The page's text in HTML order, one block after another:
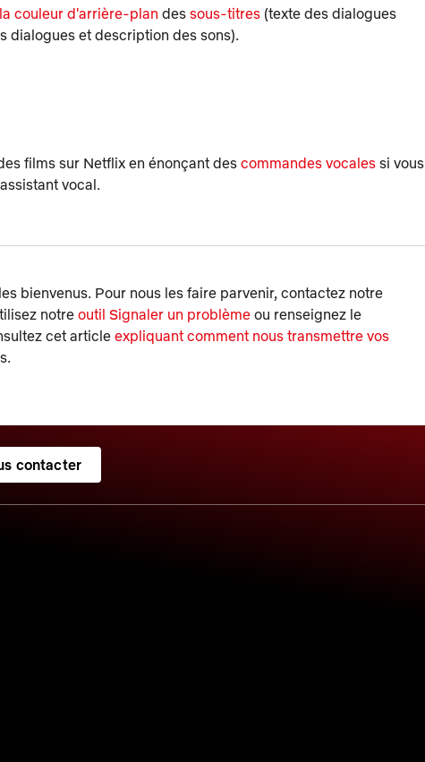
couleur d'arrière-plan des sous-titres (texte des dialogues
dialogues et description des sons).
films sur Netflix en énonçant des commandes vocales si vous
vocal.
bienvenus. Pour nous les faire parvenir, contactez notre
notre outil Signaler un problème ou renseignez le
cet article expliquant comment nous transmettre vos
contacter